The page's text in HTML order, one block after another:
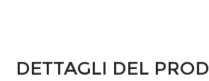
DETTAGLI DEL